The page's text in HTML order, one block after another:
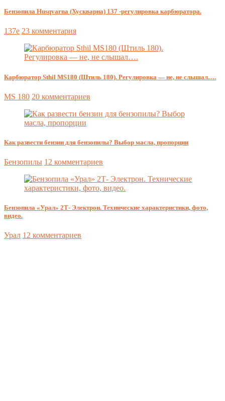
Бензопила Husqvarna (Хускварна) 137 -регулировка карбюратора.
137e 23 комментария
Карбюратор Sthil MS180 (Штиль 180). Регулировка — не, не слышал….
MS 180 20 комментариев
Как развести бензин для бензопилы? Выбор масла, пропорции
Бензопилы 12 комментариев
Бензопила «Урал» 2Т- Электрон. Технические характеристики, фото,
видео.
Урал 12 комментариев